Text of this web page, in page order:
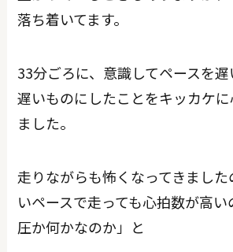
落ち着いてます。
33分ごろに、意識してペースを
遅いものにしたことをキッカケ
ました。
走りながらも怖くなってきまし
いペースで走っても心拍数が高
圧か何かなのか」と